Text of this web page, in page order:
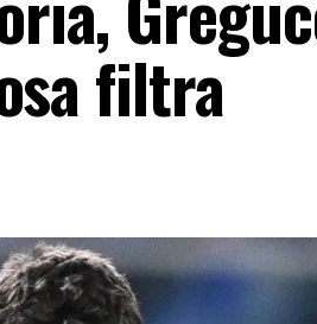
filtra